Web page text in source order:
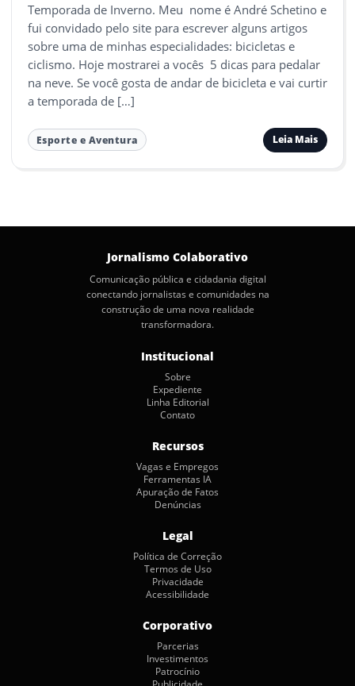
Temporada de Inverno. Meu nome é André Schetino e
fui convidado pelo site para escrever alguns artigos
sobre uma de minhas especialidades: bicicletas e
ciclismo. Hoje mostrarei a vocês 5 dicas para pedalar
na neve. Se você gosta de andar de bicicleta e vai curtir
a temporada de […]
Esporte e Aventura Leia Mais
Jornalismo Colaborativo
Comunicação pública e cidadania digital
conectando jornalistas e comunidades na
construção de uma nova realidade
transformadora.
Institucional
Sobre
Expediente
Linha Editorial
Contato
Recursos
Vagas e Empregos
Ferramentas IA
Apuração de Fatos
Denúncias
Legal
Política de Correção
Termos de Uso
Privacidade
Acessibilidade
Corporativo
Parcerias
Investimentos
Patrocínio